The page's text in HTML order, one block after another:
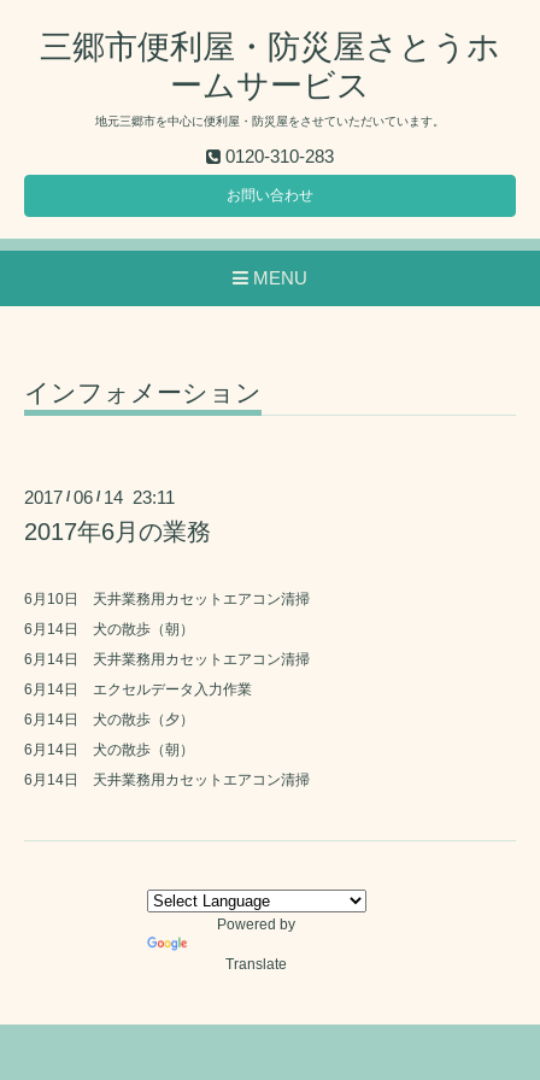
三郷市便利屋・防災屋さとうホ
ームサービス
地元三郷市を中心に便利屋・防災屋をさせていただいています。
0120-310-283
お問い合わせ
MENU
インフォメーション
2017 /06 / 14 23:11
2017年6月の業務
6月10日 天井業務用カセットエアコン清掃
6月14日 犬の散歩（朝）
6月14日 天井業務用カセットエアコン清掃
6月14日 エクセルデータ入力作業
6月14日 犬の散歩（夕）
6月14日 犬の散歩（朝）
6月14日 天井業務用カセットエアコン清掃
Powered by
Translate